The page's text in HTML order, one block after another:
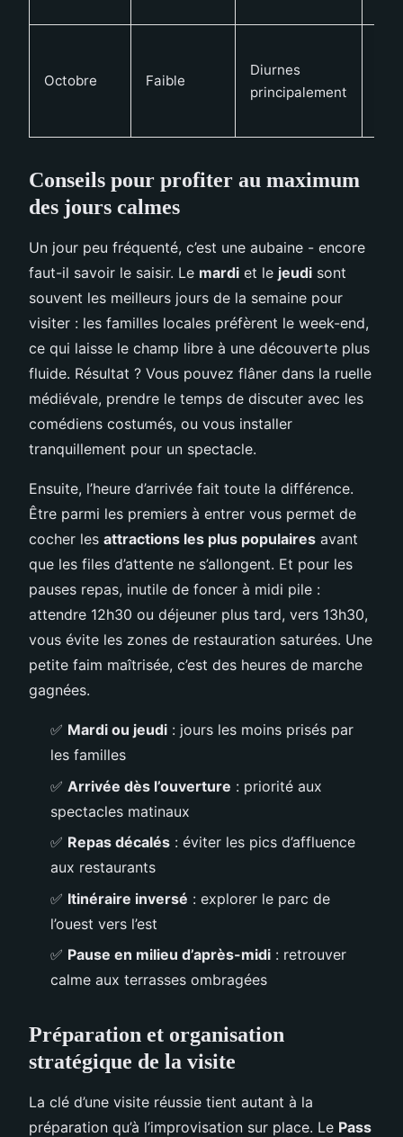
Octobre Faible
Diurnes
principalement
Conseils pour profiter au maximum
des jours calmes
Un jour peu fréquenté, c’est une aubaine - encore
faut-il savoir le saisir. Le mardi et le jeudi sont
souvent les meilleurs jours de la semaine pour
visiter : les familles locales préfèrent le week-end,
ce qui laisse le champ libre à une découverte plus
fluide. Résultat ? Vous pouvez flâner dans la ruelle
médiévale, prendre le temps de discuter avec les
comédiens costumés, ou vous installer
tranquillement pour un spectacle.
Ensuite, l’heure d’arrivée fait toute la différence.
Être parmi les premiers à entrer vous permet de
cocher les attractions les plus populaires avant
que les files d’attente ne s’allongent. Et pour les
pauses repas, inutile de foncer à midi pile :
attendre 12h30 ou déjeuner plus tard, vers 13h30,
vous évite les zones de restauration saturées. Une
petite faim maîtrisée, c’est des heures de marche
gagnées.
✅ Mardi ou jeudi : jours les moins prisés par
les familles
✅ Arrivée dès l’ouverture : priorité aux
spectacles matinaux
✅ Repas décalés : éviter les pics d’affluence
aux restaurants
✅ Itinéraire inversé : explorer le parc de
l’ouest vers l’est
✅ Pause en milieu d’après-midi : retrouver
calme aux terrasses ombragées
Préparation et organisation
stratégique de la visite
La clé d’une visite réussie tient autant à la
préparation qu’à l’improvisation sur place. Le Pass